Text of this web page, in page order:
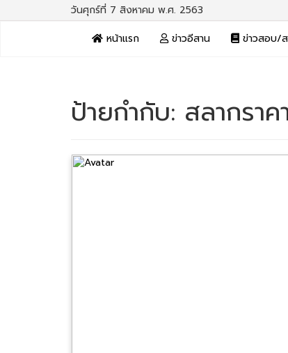
วันศุกร์ที่ 7 สิงหาคม พ.ศ. 2563
หน้าแรก
ข่าวอีสาน ข่าวสอบ/
ป้ายกำกับ: สลากรา